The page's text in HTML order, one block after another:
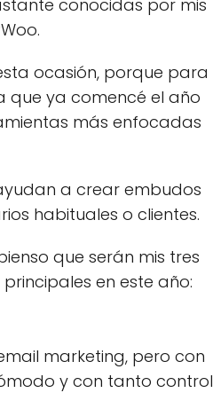
conocidas por mis
ocasión, porque para
que ya comencé el año
más enfocadas
a crear embudos
habituales o clientes.
que serán mis tres
en este año:
marketing, pero con
y con tanto control